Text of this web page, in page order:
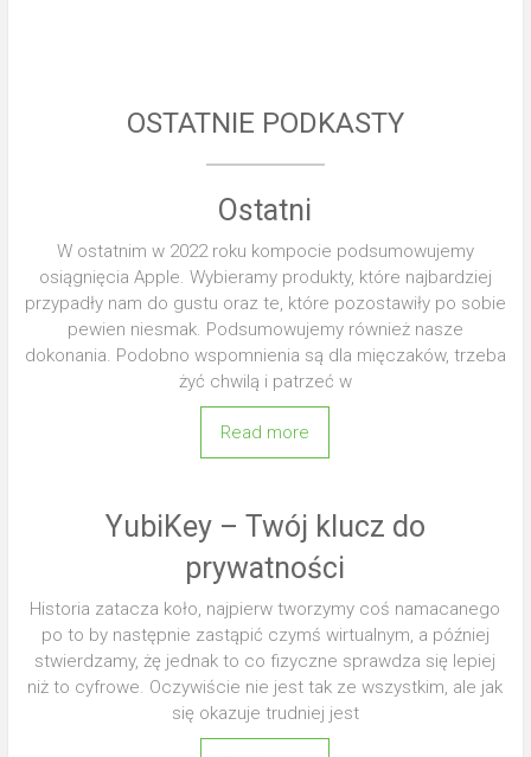
OSTATNIE PODKASTY
Ostatni
W ostatnim w 2022 roku kompocie podsumowujemy
osiągnięcia Apple. Wybieramy produkty, które najbardziej
przypadły nam do gustu oraz te, które pozostawiły po sobie
pewien niesmak. Podsumowujemy również nasze
dokonania. Podobno wspomnienia są dla mięczaków, trzeba
żyć chwilą i patrzeć w
Read more
YubiKey – Twój klucz do
prywatności
Historia zatacza koło, najpierw tworzymy coś namacanego
po to by następnie zastąpić czymś wirtualnym, a później
stwierdzamy, żę jednak to co fizyczne sprawdza się lepiej
niż to cyfrowe. Oczywiście nie jest tak ze wszystkim, ale jak
się okazuje trudniej jest